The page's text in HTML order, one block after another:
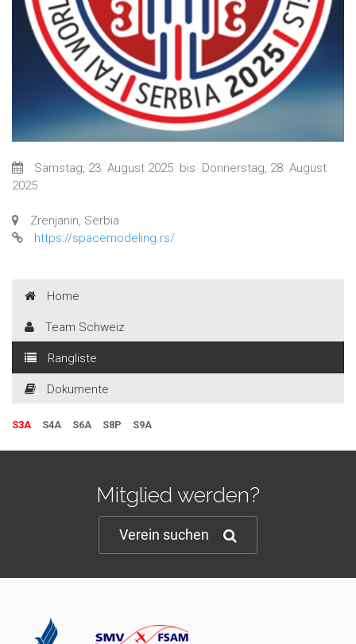
Samstag, 23. August 2025 bis
Donnerstag, 28. August
2025
Zrenjanin, Serbia
https://spacemodeling.rs/
Home
Team Schweiz
Rangliste
Dokumente
S3A S4A S6A S8P S9A
Mitglied werden?
Verein suchen